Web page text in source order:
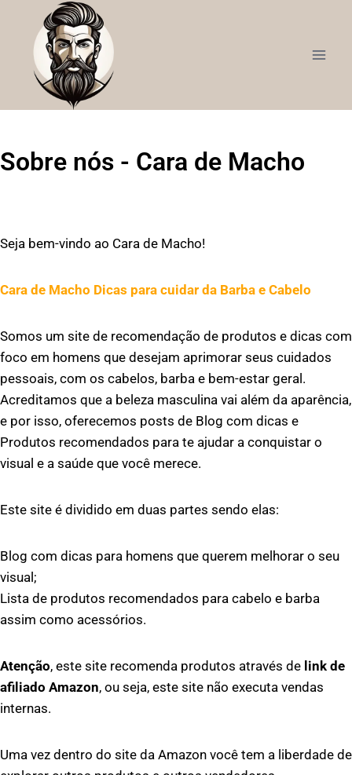
Sobre nós - Cara de Macho
Seja bem-vindo ao Cara de Macho!
Cara de Macho Dicas para cuidar da Barba e Cabelo
Somos um site de recomendação de produtos e dicas com
foco em homens que desejam aprimorar seus cuidados
pessoais, com os cabelos, barba e bem-estar geral.
Acreditamos que a beleza masculina vai além da aparência,
e por isso, oferecemos posts de Blog com dicas e
Produtos recomendados para te ajudar a conquistar o
visual e a saúde que você merece.
Este site é dividido em duas partes sendo elas:
Blog com dicas para homens que querem melhorar o seu
visual;
Lista de produtos recomendados para cabelo e barba
assim como acessórios.
Atenção, este site recomenda produtos através de link de
afiliado Amazon, ou seja, este site não executa vendas
internas.
Uma vez dentro do site da Amazon você tem a liberdade de